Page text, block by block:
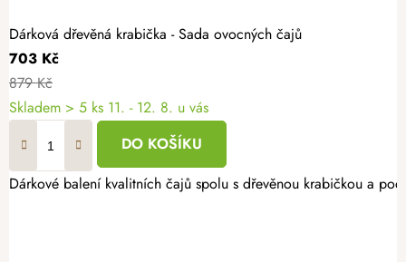
Dárková dřevěná krabička - Sada ovocných čajů
703 Kč
879 Kč
Skladem > 5 ks 11. - 12. 8. u vás
DO KOŠÍKU
Dárkové balení kvalitních čajů spolu s dřevěnou krabičkou a